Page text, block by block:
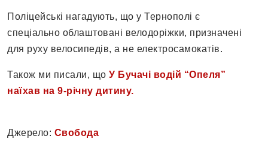
Поліцейські нагадують, що у Тернополі є
спеціально облаштовані велодоріжки, призначені
для руху велосипедів, а не електросамокатів.
Також ми писали, що У Бучачі водій “Опеля”
наїхав на 9-річну дитину.
Джерело: Свобода